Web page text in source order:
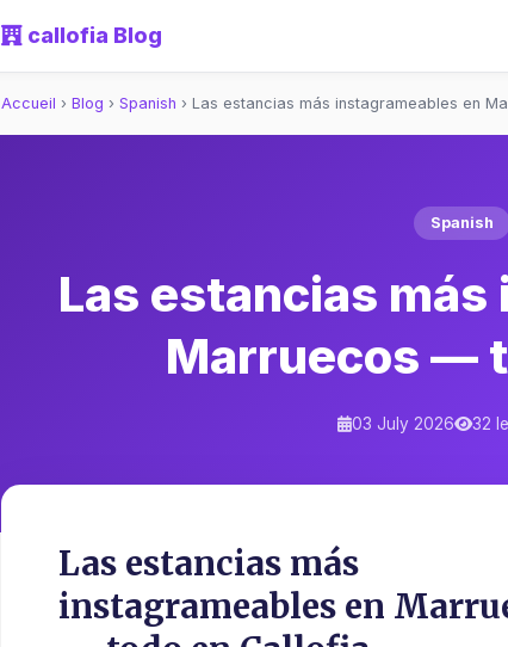
callofia Blog
Accueil › Blog › Spanish › Las estancias más instagrameables en
Spanish
Las estancias
Marruecos —
03 July 2026 32
Las estancias más
instagrameables en